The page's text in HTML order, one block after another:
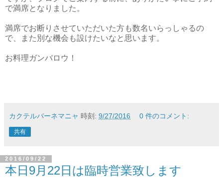
で満席となりました。
満席でお断りさせていただいた方も数名いらっしゃるの
で、また別な機会も設けたいなと思います。
お料理ガンバロウ！
カクテルバーネマニャ 時刻: 9/27/2016 0 件のコメント:
共有
2016/09/22
本日9月22日は臨時営業致します